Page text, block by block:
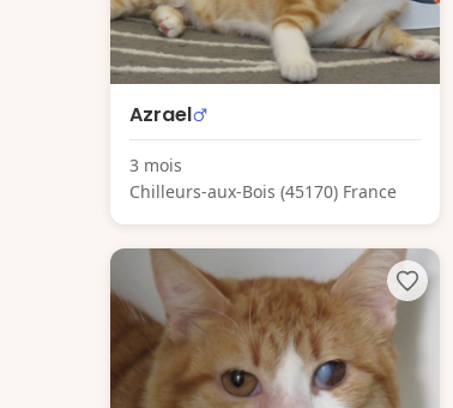
Azrael
3 mois
Chilleurs-aux-Bois (45170) France